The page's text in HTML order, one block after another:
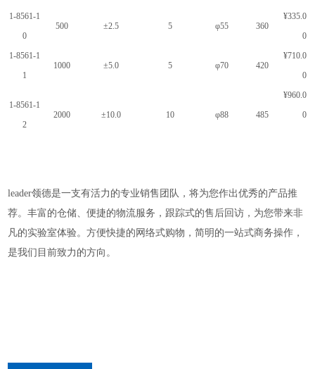
1-8561-1
0
500 ±2.5 5 φ55 360
¥335.0
0
1-8561-1
1
1000 ±5.0 5 φ70 420
¥710.0
0
1-8561-1
2
2000 ±10.0 10 φ88 485
¥960.0
0
leader领德是一支有活力的专业销售团队，将为您作出优秀的产品推
荐。丰富的仓储、便捷的物流服务，跟踪式的售后回访，为您带来非
凡的实验室体验。方便快捷的网络式购物，简明的一站式商务操作，
是我们目前致力的方向。